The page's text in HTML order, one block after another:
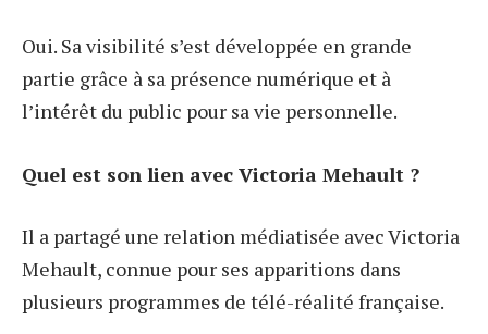
Oui. Sa visibilité s’est développée en grande
partie grâce à sa présence numérique et à
l’intérêt du public pour sa vie personnelle.
Quel est son lien avec Victoria Mehault ?
Il a partagé une relation médiatisée avec Victoria
Mehault, connue pour ses apparitions dans
plusieurs programmes de télé-réalité française.